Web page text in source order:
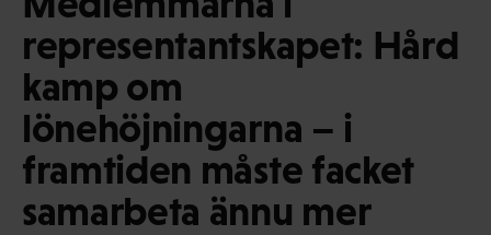
representantskapet: Hård
kamp om
lönehöjningarna – i
framtiden måste facket
samarbeta ännu mer